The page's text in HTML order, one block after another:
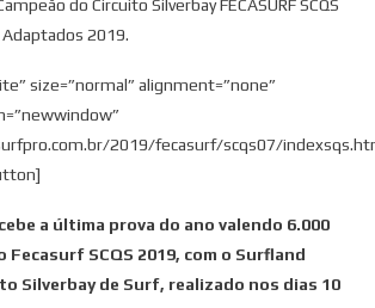
do Circuito Silverbay FECASURF SCQS
2019.
size=”normal” alignment=”none”
2019/fecasurf/scqs07/
a última prova do ano valendo 6.000
Fecasurf SCQS 2019, com o Surfland
Silverbay de Surf, realizado nos dias 10